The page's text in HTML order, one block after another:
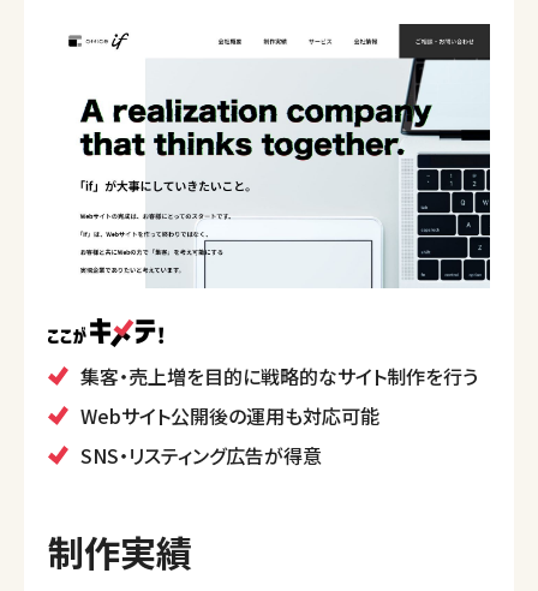
集客・売上増を目的に戦略的なサイト制作を行う
Webサイト公開後の運用も対応可能
SNS・リスティング広告が得意
制作実績